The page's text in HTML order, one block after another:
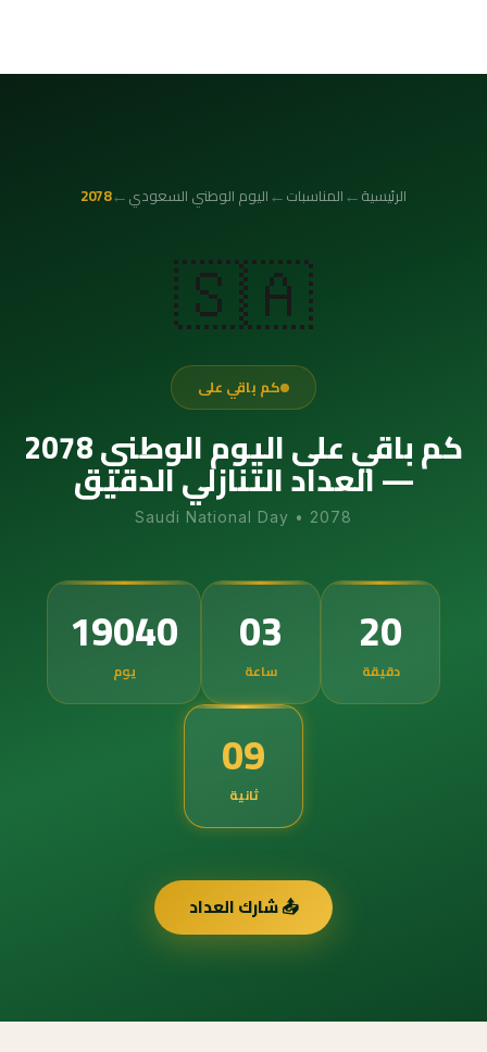
الرئيسية←المناسبات←اليوم الوطني السعودي←
2078
🇸🇦
كم باقي على
كم باقي على اليوم الوطني 2078
— العداد التنازلي الدقيق
Saudi National Day • 2078
19040
يوم
03
ساعة
20
دقيقة
08
ثانية
📤 شارك العداد